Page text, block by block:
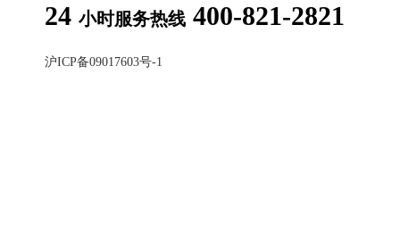
24 小时服务热线 400-821-2821
沪ICP备09017603号-1